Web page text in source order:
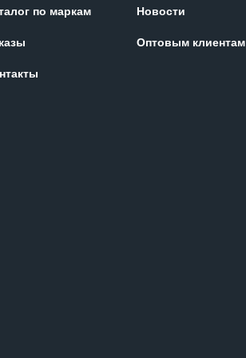
по маркам
Новости
Оптовым клиентам